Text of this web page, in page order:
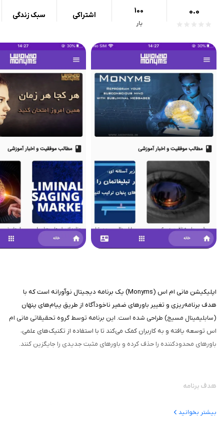
0.0
100
بار
اشتراکی سبک زندگی
اپلیکیشن مانی ام اس (Monyms) یک برنامه دیجیتال نوآورانه است که با
هدف برنامه‌ریزی و تغییر باورهای ضمیر ناخودآگاه از طریق پیام‌های پنهان
(سابلیمینال مسیج) طراحی شده است. این برنامه توسط گروه تحقیقاتی مانی ام
اس توسعه یافته و به کاربران کمک می‌کند تا با استفاده از تکنیک‌های علمی،
باورهای محدودکننده را حذف کرده و باورهای مثبت جدیدی را جایگزین کنند.
هدف برنامه
بیشتر بخوانید